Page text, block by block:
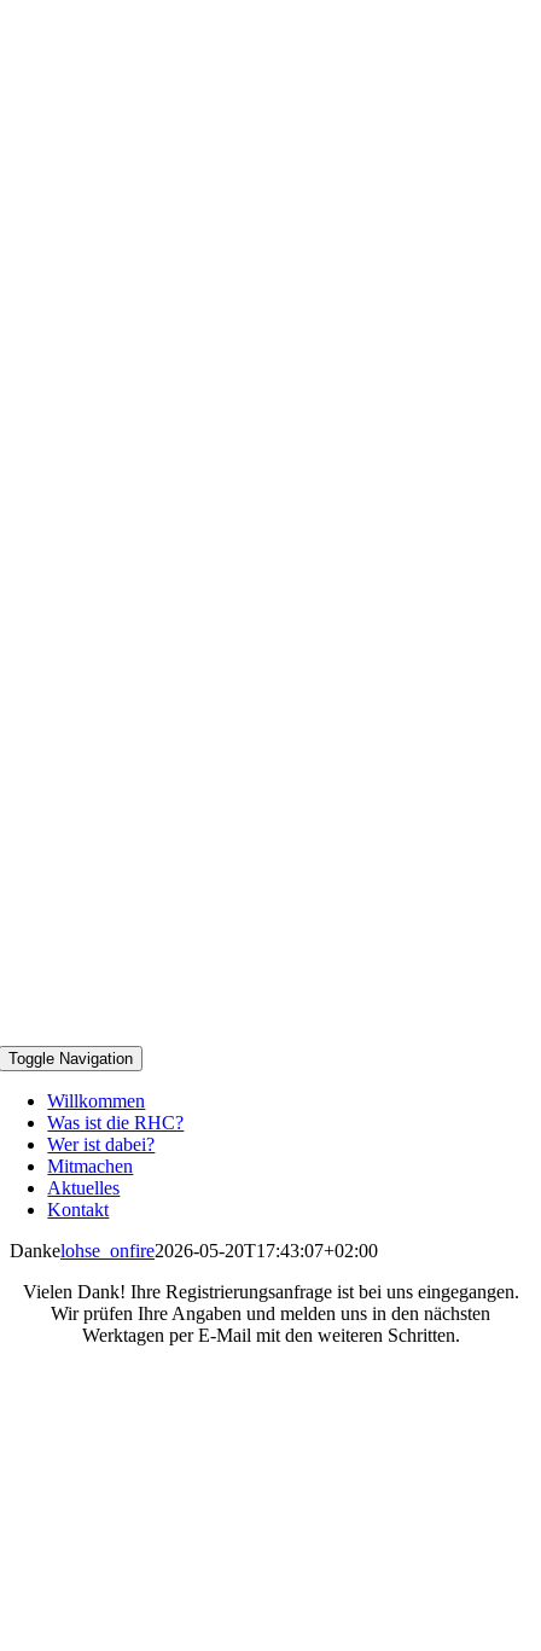
Toggle Navigation
Willkommen
Was ist die RHC?
Wer ist dabei?
Mitmachen
Aktuelles
Kontakt
Dankelohse_onfire2026-05-20T17:43:07+02:00
Vielen Dank! Ihre Registrierungsanfrage ist bei uns eingegangen.
Wir prüfen Ihre Angaben und melden uns in den nächsten
Werktagen per E-Mail mit den weiteren Schritten.